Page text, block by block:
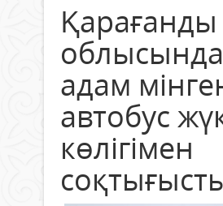
Қарағанды
адам
автобус
көлігімен